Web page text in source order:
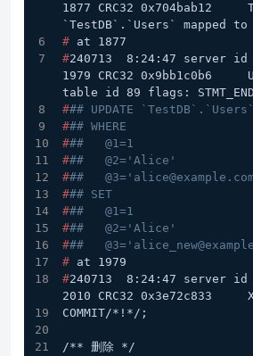
1877 CRC32 0x704bab12
`TestDB`.`Users` mapped to
# at 1877
#240713  8:24:47 server id
1979 CRC32 0x9bb1c0b6
table id 89 flags:
### UPDATE `TestDB`.`Users`
### WHERE
###   @1=1
###   @2='Alice'
###
### SET
###   @1=1
###   @2='Alice'
###
# at 1979
#240713  8:24:47 server id
2010 CRC32 0x3e72c833
COMMIT/*!*/;
/** 删除 */